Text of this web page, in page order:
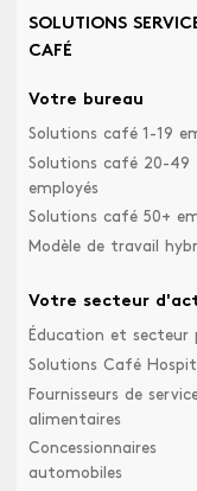
SOLUTIONS
CAFÉ
Votre bureau
Solutions café 1-19
Solutions café 20-49
employés
Solutions café 50+
Modèle de travail
Votre secteur
Éducation et secteur
Solutions Café
Fournisseurs de
alimentaires
Concessionnaires
automobiles